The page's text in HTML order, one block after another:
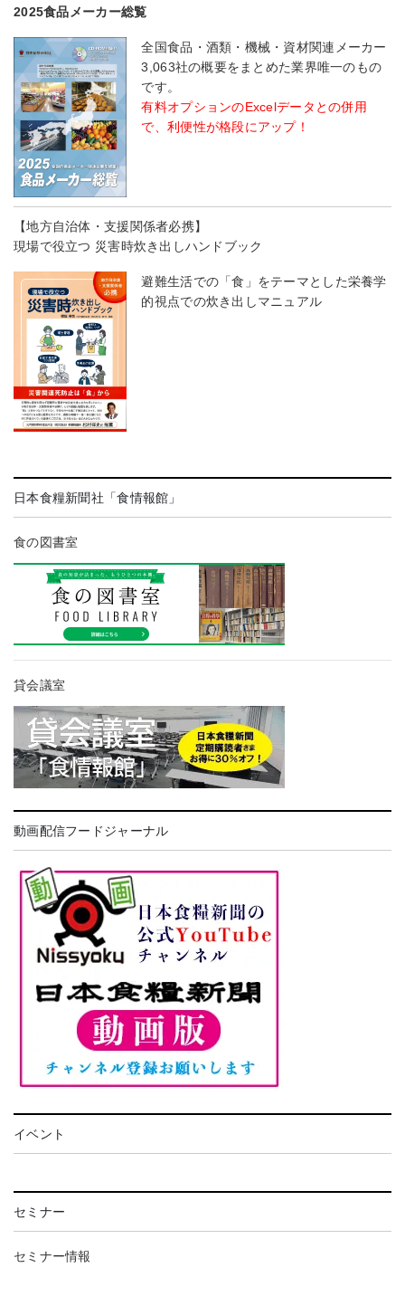
2025食品メーカー総覧
全国食品・酒類・機械・資材関連メーカー
3,063社の概要をまとめた業界唯一のもの
です。
有料オプションのExcelデータとの併用
で、利便性が格段にアップ！
【地方自治体・支援関係者必携】
現場で役立つ 災害時炊き出しハンドブック
避難生活での「食」をテーマとした栄養学
的視点での炊き出しマニュアル
日本食糧新聞社「食情報館」
食の図書室
貸会議室
動画配信フードジャーナル
イベント
セミナー
セミナー情報